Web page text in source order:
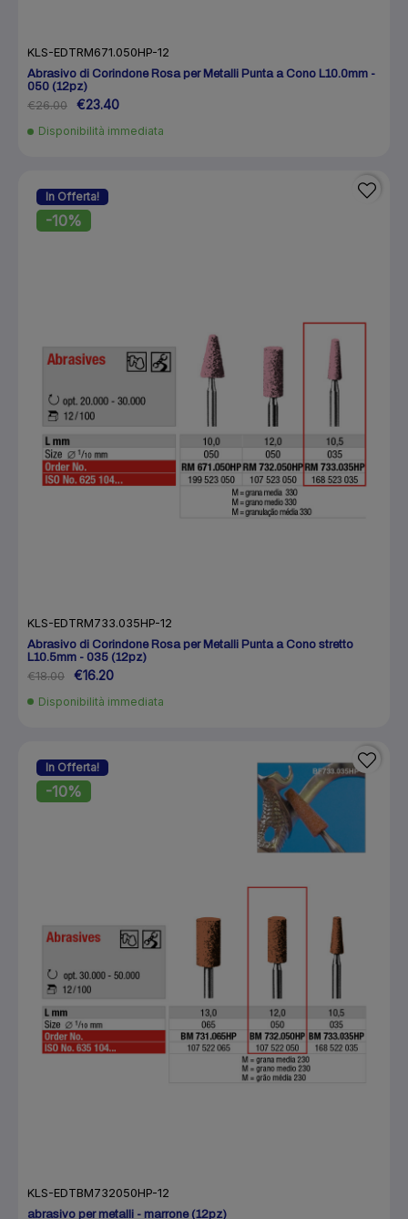
KLS-EDTRM671.050HP-12
Abrasivo di Corindone Rosa per Metalli Punta a Cono L10.0mm -
050 (12pz)
€26.00 €23.40
Disponibilità immediata
In Offerta!
-10%
KLS-EDTRM733.035HP-12
Abrasivo di Corindone Rosa per Metalli Punta a Cono stretto
L10.5mm - 035 (12pz)
€18.00 €16.20
Disponibilità immediata
In Offerta!
-10%
KLS-EDTBM732050HP-12
abrasivo per metalli - marrone (12pz)